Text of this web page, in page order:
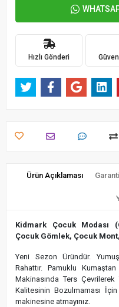
Hızlı Gönderi
Ürün Açıklaması
Kidmark Çocuk Modası
Çocuk Gömlek, Çocuk
Yeni Sezon Üründür.
Rahattır. Pamuklu
Makinasında Ters Çevrilerek
Kalitesinin Bozulmaması
makinesine atmayınız.